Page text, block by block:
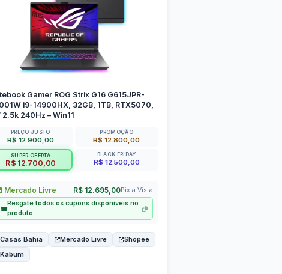
Gamer ROG Strix G16 G615JPR-
i9-14900HX, 32GB, 1TB, RTX5070,
2.5k 240Hz – Win11
PREÇO JUSTO
R$ 12.900,00
PROMOÇÃO
R$ 12.800,00
SUPER OFERTA
R$ 12.700,00
BLACK FRIDAY
R$ 12.500,00
Mercado Livre R$ 12.695,00Pix a Vista
Resgate todos os cupons disponíveis no
produto.
Casas Bahia Mercado Livre
Shopee
Kabum